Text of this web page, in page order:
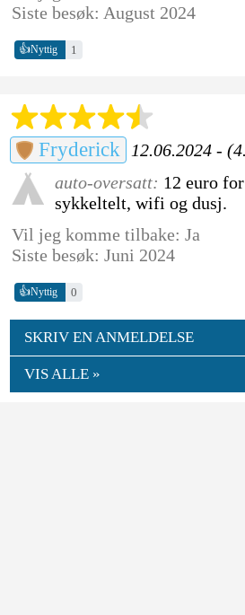
Siste besøk: August 2024
👍Nyttig 1
Fryderick
12.06.2024 -
auto-oversatt: 12 euro
sykkeltelt, wifi og dusj.
Vil jeg komme tilbake: Ja
Siste besøk: Juni 2024
👍Nyttig 0
SKRIV EN ANMELDELSE
VIS ALLE »